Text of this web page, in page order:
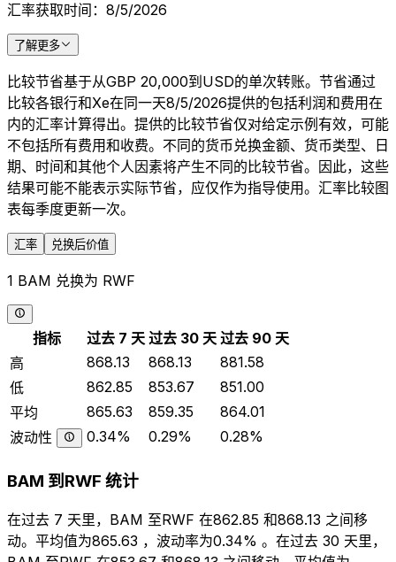
汇率获取时间：8/5/2026
了解更多
比较节省基于从GBP 20,000到USD的单次转账。节省通过
比较各银行和Xe在同一天8/5/2026提供的包括利润和费用在
内的汇率计算得出。提供的比较节省仅对给定示例有效，可能
不包括所有费用和收费。不同的货币兑换金额、货币类型、日
期、时间和其他个人因素将产生不同的比较节省。因此，这些
结果可能不能表示实际节省，应仅作为指导使用。汇率比较图
表每季度更新一次。
汇率 兑换后价值
1 BAM 兑换为 RWF
指标 过去 7 天 过去 30 天 过去 90 天
高
868.13 868.13
881.58
低
862.85 853.67
851.00
平均
865.63 859.35
864.01
波动性
0.34% 0.29% 0.28%
BAM 到RWF 统计
在过去 7 天里，BAM 至RWF 在862.85 和868.13 之间移
动。平均值为865.63 ，波动率为0.34% 。在过去 30 天里，